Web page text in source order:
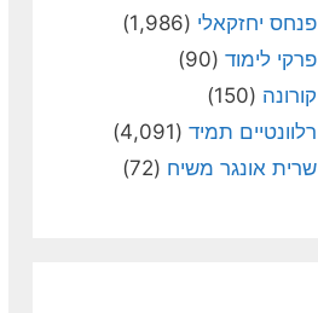
פנחס יחזקאלי (1,986)
פרקי לימוד (90)
קורונה (150)
רלוונטיים תמיד (4,091)
שרית אונגר משיח (72)